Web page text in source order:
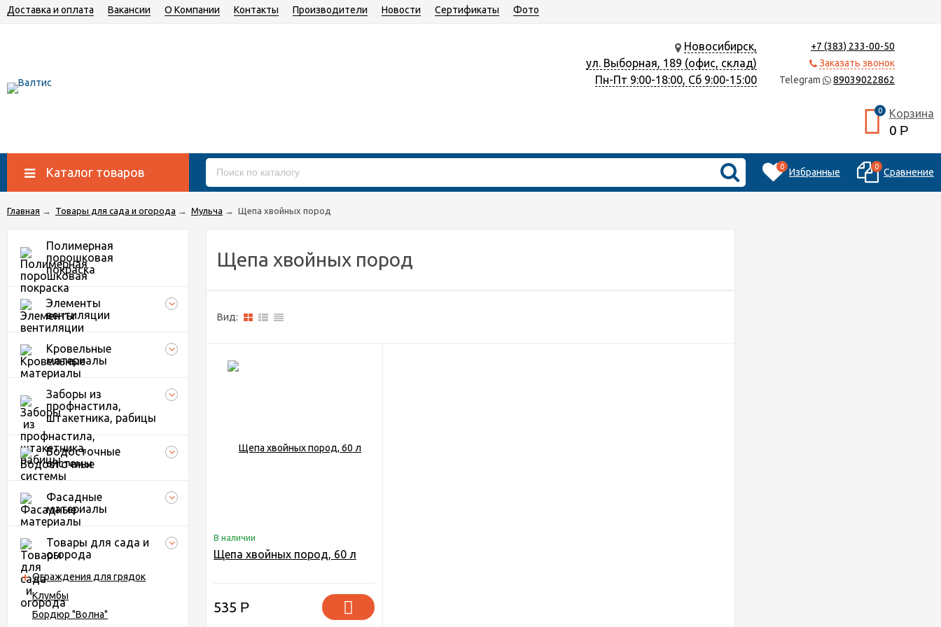
Доставка и оплата Вакансии О Компании Контакты Производители Новости Сертификаты Фото
Новосибирск,
ул. Выборная, 189 (офис, склад)
Пн-Пт 9:00-18:00, Сб 9:00-15:00
+7 (383) 233-00-50
Заказать звонок
Telegram
89039022862
0 Корзина
0 Р
Каталог товаров 0 Избранные 0 Сравнение
Главная → Товары для сада и огорода → Мульча → Щепа хвойных пород
Полимерная
порошковая
покраска
Элементы
вентиляции
Кровельные
материалы
Заборы из
профнастила,
штакетника, рабицы
Водосточные
системы
Фасадные
материалы
Товары для сада и
огорода
Ограждения для грядок
Клумбы
Бордюр "Волна"
Щепа хвойных пород
Вид:
В наличии
Щепа хвойных пород, 60 л
535 Р